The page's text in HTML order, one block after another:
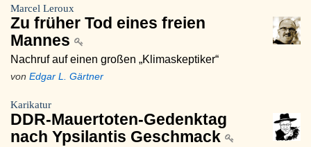
Marcel Leroux
Zu früher Tod eines freien
Mannes
Nachruf auf einen großen „Klimaskeptiker“
von Edgar L. Gärtner
Karikatur
DDR-Mauertoten-Gedenktag
nach Ypsilantis Geschmack